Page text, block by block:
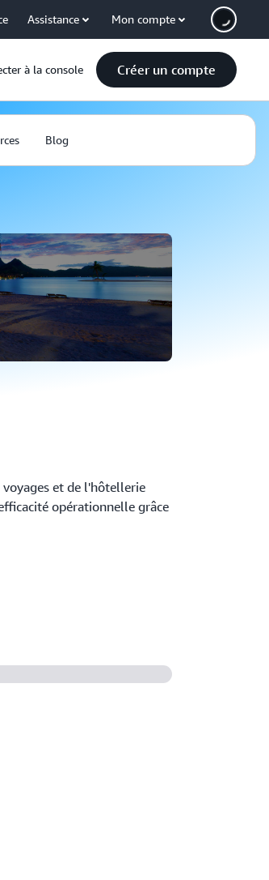
Assistance Mon compte
à la console Créer un compte
Blog
et de l'hôtellerie
opérationnelle grâce